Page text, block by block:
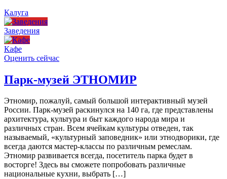
Калуга
Заведения
Кафе
Оценить сейчас
Парк-музей ЭТНОМИР
Этномир, пожалуй, самый большой интерактивный музей
России. Парк-музей раскинулся на 140 га, где представлены
архитектура, культура и быт каждого народа мира и
различных стран. Всем ячейкам культуры отведен, так
называемый, «культурный заповедник» или этнодворики, где
всегда даются мастер-классы по различным ремеслам.
Этномир развивается всегда, посетитель парка будет в
восторге! Здесь вы сможете попробовать различные
национальные кухни, выбрать […]